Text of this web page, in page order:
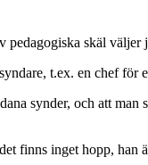
pedagogiska skäl
t.ex. en chef för
synder, och att
finns inget hopp,